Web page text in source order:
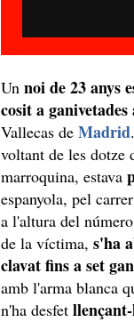
Unnoi de 23 anys
cosit a
Vallecas deMadrid
voltant de les
marroquina, estava
espanyola, pel
a l'altura del
de la víctima,s'ha
clavat fins a set
amb l'arma blanca
n'ha desfet